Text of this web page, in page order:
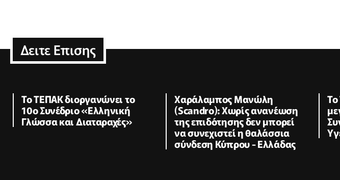
Δειτε Επισης
Το ΤΕΠΑΚ διοργανώνει το
10ο Συνέδριο «Ελληνική
Γλώσσα και Διαταραχές»
Χαράλαμπος Μανώλη
(Scandro): Χωρίς ανανέωση
της επιδότησης δεν μπορεί
να συνεχιστεί η θαλάσσια
σύνδεση Κύπρου - Ελλάδας